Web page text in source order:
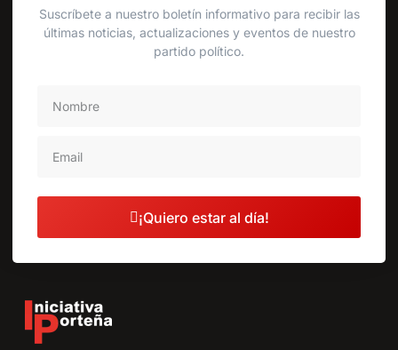
Suscríbete a nuestro boletín informativo para recibir las
últimas noticias, actualizaciones y eventos de nuestro
partido político.
¡Quiero estar al día!